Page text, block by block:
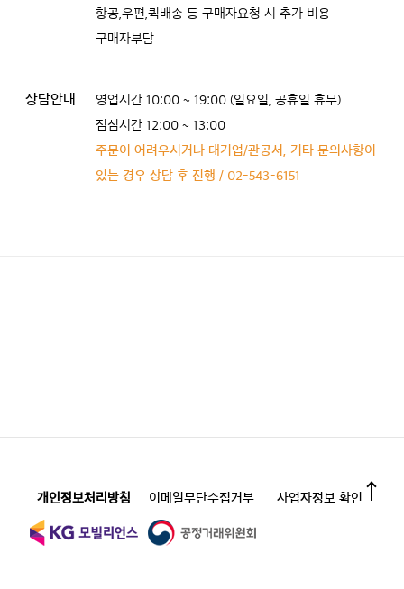
항공,우편,퀵배송 등 구매자요청 시 추가 비용
구매자부담
상담안내
영업시간 10:00 ~ 19:00 (일요일, 공휴일 휴무)
점심시간 12:00 ~ 13:00
주문이 어려우시거나 대기업/관공서, 기타 문의사항이
있는 경우 상담 후 진행 / 02-543-6151
개인정보처리방침 이메일무단수집거부 사업자정보 확인